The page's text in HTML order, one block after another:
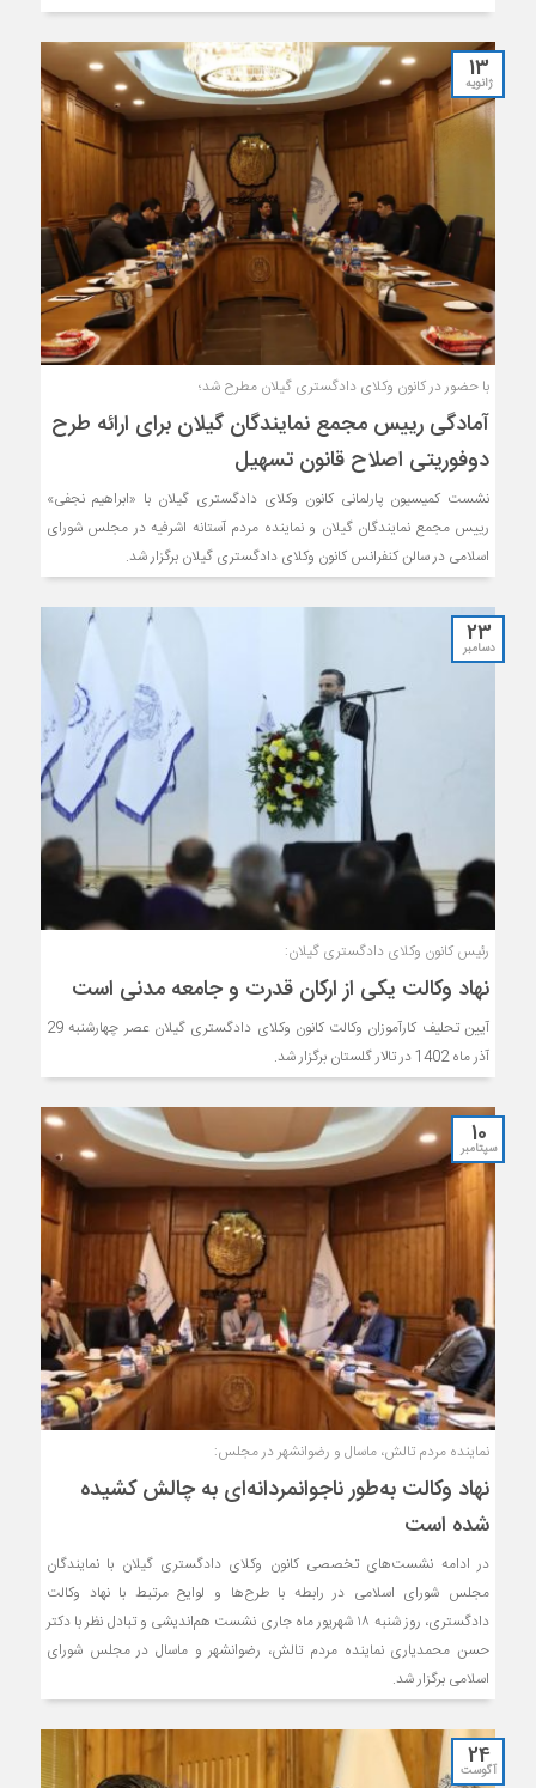
13
ژانویه
با حضور در کانون وکلای دادگستری گیلان مطرح شد؛
آمادگی رییس مجمع نمایندگان گیلان برای ارائه طرح
دوفوریتی اصلاح قانون تسهیل
نشست کمیسیون پارلمانی کانون وکلای دادگستری گیلان با «ابراهیم نجفی»
رییس مجمع نمایندگان گیلان و نماینده مردم آستانه اشرفیه در مجلس شورای
اسلامی در سالن کنفرانس کانون وکلای دادگستری گیلان برگزار شد.
23
دسامبر
رئیس کانون وکلای دادگستری گیلان:
نهاد وکالت یکی از ارکان قدرت و جامعه مدنی است
آیین تحلیف کارآموزان وکالت کانون وکلای دادگستری گیلان عصر چهارشنبه 29
آذر ماه 1402 در تالار گلستان برگزار شد.
10
سپتامبر
نماینده مردم تالش، ماسال و رضوانشهر در مجلس:
نهاد وکالت به‌طور ناجوانمردانه‌ای به چالش کشیده
شده است
در ادامه نشست‌های تخصصی کانون وکلای دادگستری گیلان با نمایندگان
مجلس شورای اسلامی در رابطه با طرح‌ها و لوایح مرتبط با نهاد وکالت
دادگستری، روز شنبه ۱۸ شهریور ماه جاری نشست هم‌اندیشی و تبادل نظر با دکتر
حسن محمدیاری نماینده مردم تالش، رضوانشهر و ماسال در مجلس شورای
اسلامی برگزار شد.
24
آگوست